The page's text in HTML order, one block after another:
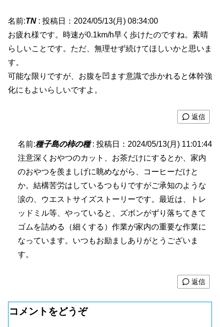
名前:TN : 投稿日：2024/05/13(月) 08:34:00
お疲れ様です。時速が0.1km/h早く歩けたのですね。素晴
らしいことです。ただ、無理せず続けてほしいかと思いま
す。
可能な限りですが、お腹を凹ます意識で歩かれると体幹強
化にもよいらしいですよ。
返信
名前:種子島の柿の種: 投稿日：2024/05/13(月) 11:01:44
注意深くおやつのカット、お茶だけにするとか、家内
のおやつを羨ましげに眺めながら、コーヒーだけと
か。結構苦労はしているつもりですがご承知のような
涙の、ウエストサイズストーリーです。最近は、トレ
ッドミル等、やっていると、ズボンがずり落ちてきて
ゴムを詰める（細くする）作業が家内の重要な作業に
なっています。いつもお励ましありがとうございま
す。
返信
コメントをどうぞ